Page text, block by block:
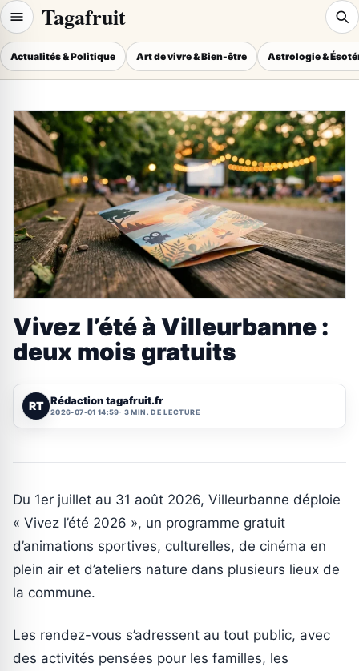
Tagafruit
Actualités & Politique Art de vivre & Bien-être Astrologie &
Vivez l’été à Villeurbanne :
deux mois gratuits
RT Rédaction tagafruit.fr
2026-07-01 14:59 3 MIN. DE LECTURE
Du 1er juillet au 31 août 2026, Villeurbanne déploie
« Vivez l’été 2026 », un programme gratuit
d’animations sportives, culturelles, de cinéma en
plein air et d’ateliers nature dans plusieurs lieux de
la commune.
Les rendez-vous s’adressent au tout public, avec
des activités pensées pour les familles, les